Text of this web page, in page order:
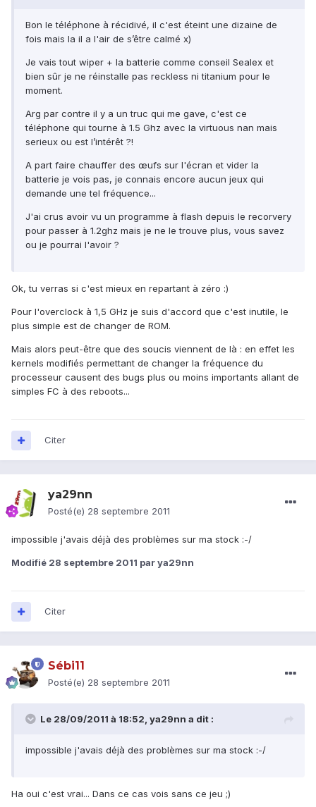
Bon le téléphone à récidivé, il c'est éteint une dizaine de
fois mais la il a l'air de s’être calmé x)
Je vais tout wiper + la batterie comme conseil Sealex et
bien sûr je ne réinstalle pas reckless ni titanium pour le
moment.
Arg par contre il y a un truc qui me gave, c'est ce
téléphone qui tourne à 1.5 Ghz avec la virtuous nan mais
serieux ou est l’intérêt ?!
A part faire chauffer des œufs sur l'écran et vider la
batterie je vois pas, je connais encore aucun jeux qui
demande une tel fréquence...
J'ai crus avoir vu un programme à flash depuis le recorvery
pour passer à 1.2ghz mais je ne le trouve plus, vous savez
ou je pourrai l'avoir ?
Ok, tu verras si c'est mieux en repartant à zéro :)
Pour l'overclock à 1,5 GHz je suis d'accord que c'est inutile, le
plus simple est de changer de ROM.
Mais alors peut-être que des soucis viennent de là : en effet les
kernels modifiés permettant de changer la fréquence du
processeur causent des bugs plus ou moins importants allant de
simples FC à des reboots...
Citer
ya29nn
Posté(e) 28 septembre 2011
impossible j'avais déjà des problèmes sur ma stock :-/
Modifié 28 septembre 2011 par ya29nn
Citer
Sébi11
Posté(e) 28 septembre 2011
Le 28/09/2011 à 18:52, ya29nn a dit :
impossible j'avais déjà des problèmes sur ma stock :-/
Ha oui c'est vrai... Dans ce cas vois sans ce jeu ;)